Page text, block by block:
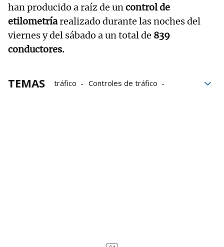
han producido a raíz de uncontrol de
etilometríarealizado durante las noches del
viernes y del sábado a un total de 839
conductores.
TEMAS tráfico
Controles de tráfico